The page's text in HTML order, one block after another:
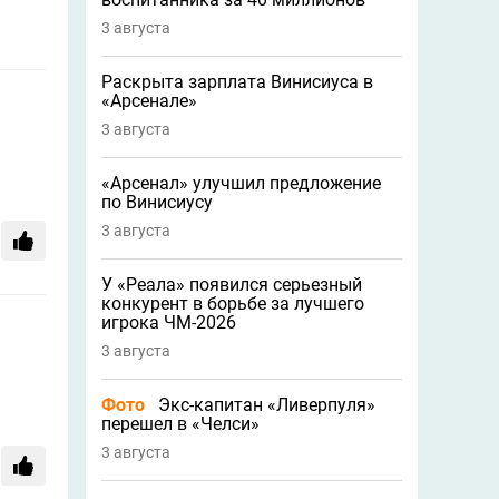
3 августа
Раскрыта зарплата Винисиуса в
«Арсенале»
3 августа
«Арсенал» улучшил предложение
по Винисиусу
3 августа
У «Реала» появился серьезный
конкурент в борьбе за лучшего
игрока ЧМ-2026
3 августа
Фото
Экс-капитан «Ливерпуля»
перешел в «Челси»
3 августа